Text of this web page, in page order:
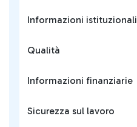
Informazioni istituzionali
Qualità
Informazioni finanziarie
Sicurezza sul lavoro